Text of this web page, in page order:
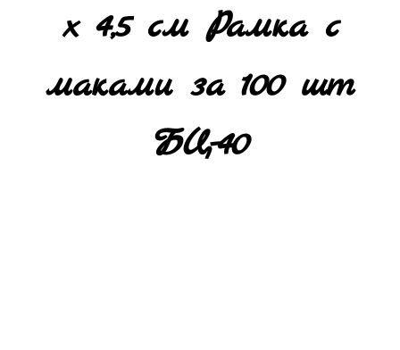
х 4,5 см Рамка с
маками за 100 шт
БЦ-40